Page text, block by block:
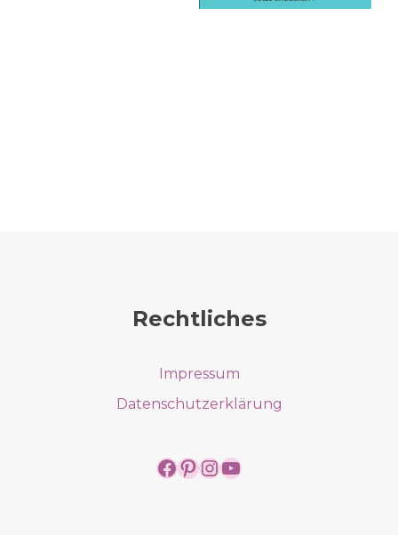
Rechtliches
Impressum
Datenschutzerklärung
https://
https://
https://
https://